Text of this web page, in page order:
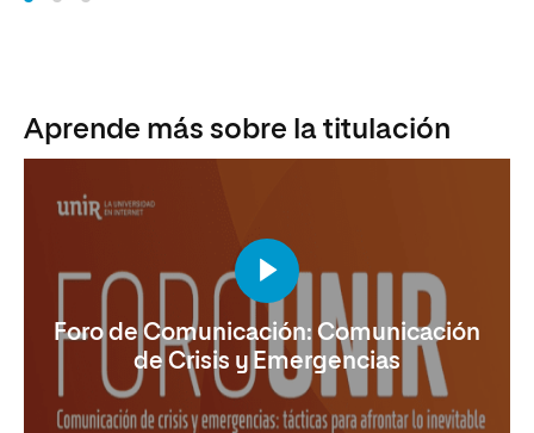
Aprende más sobre la titulación
Foro de Comunicación: Comunicación
de Crisis y Emergencias